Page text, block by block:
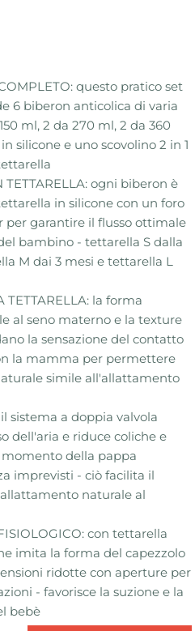
questo pratico set
6 biberon anticolica di varia
ml, 2 da 270 ml, 2 da 360
silicone e uno scovolino 2 in 1
TETTARELLA: ogni biberon è
in silicone con un foro
per garantire il flusso ottimale
bambino - tettarella S dalla
M dai 3 mesi e tettarella L
TETTARELLA: la forma
al seno materno e la texture
la sensazione del contatto
la mamma per permettere
simile all'allattamento
sistema a doppia valvola
dell'aria e riduce coliche e
della pappa
imprevisti - ciò facilita il
naturale al
con tettarella
imita la forma del capezzolo
ridotte con aperture per
- favorisce la suzione e la
bebè